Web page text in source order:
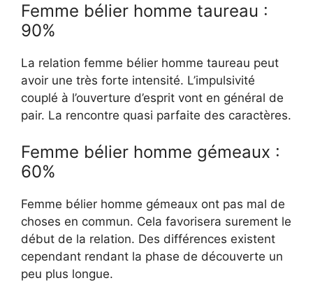
Femme bélier homme taureau :
90%
La relation femme bélier homme taureau peut
avoir une très forte intensité. L’impulsivité
couplé à l’ouverture d’esprit vont en général de
pair. La rencontre quasi parfaite des caractères.
Femme bélier homme gémeaux :
60%
Femme bélier homme gémeaux ont pas mal de
choses en commun. Cela favorisera surement le
début de la relation. Des différences existent
cependant rendant la phase de découverte un
peu plus longue.